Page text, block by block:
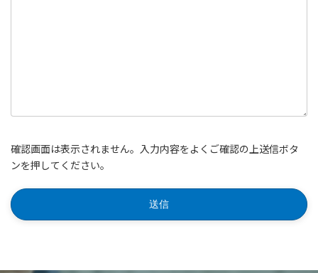
確認画面は表示されません。入力内容をよくご確認の上送信ボタ
ンを押してください。